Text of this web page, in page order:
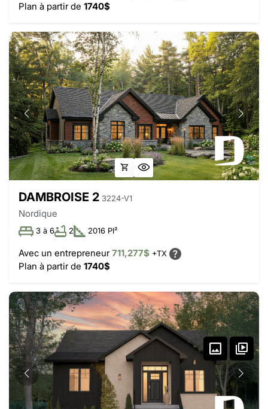
Plan à partir de 1740$
DAMBROISE 2 3224-V1
Nordique
3 à 6 2 2016 PI²
Avec un entrepreneur711,277$ +TX
Plan à partir de 1740$